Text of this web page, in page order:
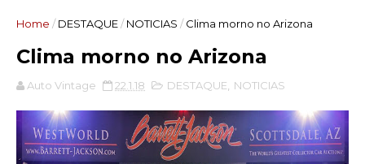
Home / DESTAQUE/ NOTICIAS / Clima morno no Arizona
Clima morno no Arizona
Auto Vintage 22.1.18 DESTAQUE NOTICIAS